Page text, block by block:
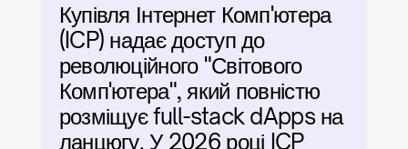
Купівля Інтернет Комп'ютера
(ICP) надає доступ до
революційного "Світового
Комп'ютера", який повністю
розміщує full-stack dApps на
ланцюгу. У 2026 році ICP